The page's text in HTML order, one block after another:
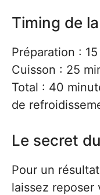
Timing de
Préparation :
Cuisson : 25
Total : 40
de
Le secret
Pour un
laissez reposer